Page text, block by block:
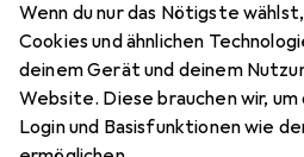
Wenn du nur das Nötigste
Cookies und ähnlichen
deinem Gerät und deinem
Website. Diese brauchen wir, um
Login und Basisfunktionen wie
MSVMichelle
EUR
35,78